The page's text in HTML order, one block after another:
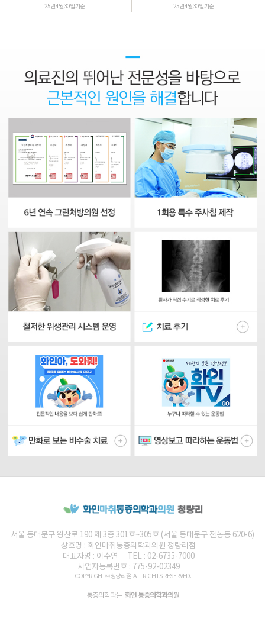
25년 4월 30일 기준 25년 4월 30일 기준
서울 동대문구 왕산로 190 제 3층 301호~305호 (서울 동대문구 전농동 620-6)
상호명 : 화인마취통증의학과의원 청량리점
대표자명 : 이수연
TEL : 02-6735-7000
사업자등록번호 : 775-92-02349
COPYRIGHT© 청량리점. ALL RIGHTS RESERVED.
통증의학과는 화인 통증의학과의원